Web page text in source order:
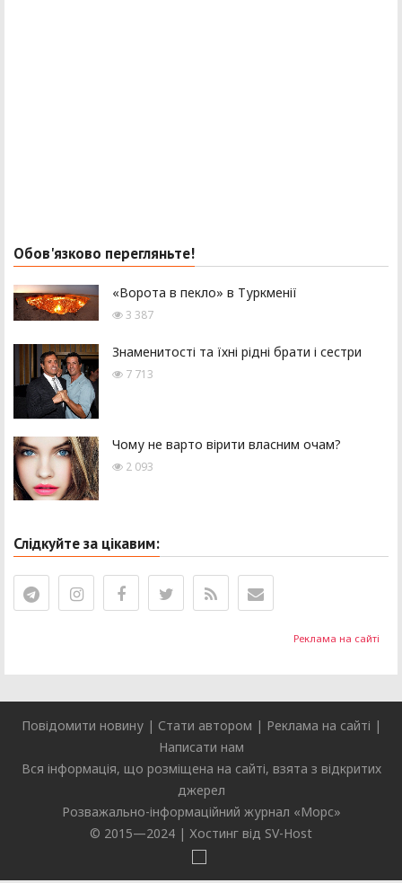
Реклама на сайті
Обов'язково перегляньте!
«Ворота в пекло» в Туркменії
3 387
Знаменитості та їхні рідні брати і сестри
7 713
Чому не варто вірити власним очам?
2 093
Слідкуйте за цікавим:
Повідомити новину| Стати автором | Реклама на сайті |
Написати нам
Вся інформація, що розміщена на сайті, взята з відкритих
джерел
Розважально-інформаційний журнал «Морс»
© 2015—2024 | Хостинг від SV-Host